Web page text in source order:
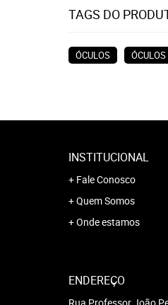
TAGS DO
ÓCULOS
INSTITUCIONAL
Fale Conosco
Quem Somos
Onde estamos
ENDEREÇO